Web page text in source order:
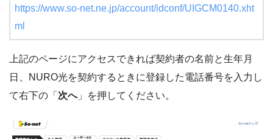
https://www.so-net.ne.jp/account/idconf/UIGCM0140.xht
ml
上記のページにアクセスできれば契約者の名前と生年月
日、NURO光を契約するときに登録した電話番号を入力し
て右下の「 次へ」を押してください。